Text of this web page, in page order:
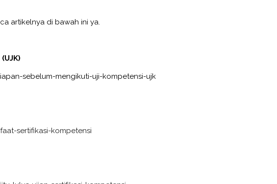
artikelnya di bawah ini ya.
sebelum-mengikuti-uji-kompetensi-ujk
sertifikasi-kompetensi